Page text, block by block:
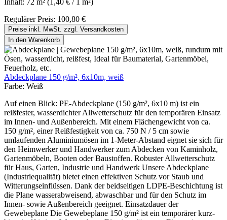
Regulärer Preis: 100,80 €
Preise inkl. MwSt. zzgl. Versandkosten
In den Warenkorb
Abdeckplane 150 g/m², 6x10m, weiß
Farbe: Weiß
Auf einen Blick: PE-Abdeckplane (150 g/m², 6x10 m) ist ein
reißfester, wasserdichter Allwetterschutz für den temporären Einsatz
im Innen- und Außenbereich. Mit einem Flächengewicht von ca.
150 g/m², einer Reißfestigkeit von ca. 750 N / 5 cm sowie
umlaufenden Aluminiumösen im 1-Meter-Abstand eignet sie sich für
den Heimwerker und Handwerker zum Abdecken von Kaminholz,
Gartenmöbeln, Booten oder Baustoffen. Robuster Allwetterschutz
für Haus, Garten, Industrie und Handwerk Unsere Abdeckplane
(Industriequalität) bietet einen effektiven Schutz vor Staub und
Witterungseinflüssen. Dank der beidseitigen LDPE-Beschichtung ist
die Plane wasserabweisend, abwaschbar und für den Schutz im
Innen- sowie Außenbereich geeignet. Einsatzdauer der
Gewebeplane Die Gewebeplane 150 g/m² ist ein temporärer kurz-